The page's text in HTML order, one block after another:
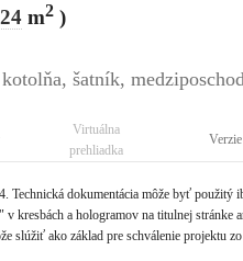
m2)
šatník,
Virtuálna
prehliadka
Verzie
dokumentácia môže byť použitý
kresbách a hologramov na titulnej stránke
slúžiť ako základ pre schválenie projektu